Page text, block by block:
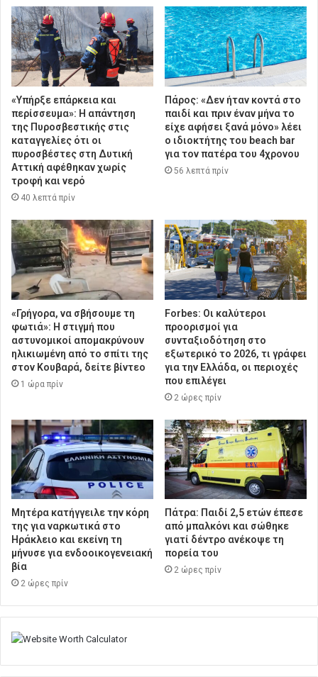
«Υπήρξε επάρκεια και
περίσσευμα»: Η απάντηση
της Πυροσβεστικής στις
καταγγελίες ότι οι
πυροσβέστες στη Δυτική
Αττική αφέθηκαν χωρίς
τροφή και νερό
40 λεπτά πρίν
Πάρος: «Δεν ήταν κοντά στο
παιδί και πριν έναν μήνα το
είχε αφήσει ξανά μόνο» λέει
ο ιδιοκτήτης του beach bar
για τον πατέρα του 4χρονου
56 λεπτά πρίν
«Γρήγορα, να σβήσουμε τη
φωτιά»: Η στιγμή που
αστυνομικοί απομακρύνουν
ηλικιωμένη από το σπίτι της
στον Κουβαρά, δείτε βίντεο
1 ώρα πρίν
Forbes: Οι καλύτεροι
προορισμοί για
συνταξιοδότηση στο
εξωτερικό το 2026, τι γράφει
για την Ελλάδα, οι περιοχές
που επιλέγει
2 ώρες πρίν
Μητέρα κατήγγειλε την κόρη
της για ναρκωτικά στο
Ηράκλειο και εκείνη τη
μήνυσε για ενδοοικογενειακή
βία
2 ώρες πρίν
Πάτρα: Παιδί 2,5 ετών έπεσε
από μπαλκόνι και σώθηκε
γιατί δέντρο ανέκοψε τη
πορεία του
2 ώρες πρίν